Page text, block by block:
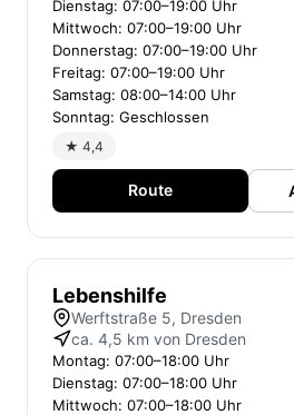
Dienstag: 07:00–19:00 Uhr
Mittwoch: 07:00–19:00 Uhr
Donnerstag: 07:00–19:00 Uhr
Freitag: 07:00–19:00 Uhr
Samstag: 08:00–14:00 Uhr
Sonntag: Geschlossen
★ 4,4
Route
Lebenshilfe
Werftstraße 5, Dresden
ca. 4,5 km von Dresden
Montag: 07:00–18:00 Uhr
Dienstag: 07:00–18:00 Uhr
Mittwoch: 07:00–18:00 Uhr